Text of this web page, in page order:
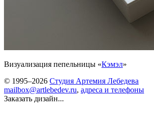
Визуализация пепельницы «Кэмэл»
© 1995–2026 Студия Артемия Лебедева
mailbox@artlebedev.ru, адреса и телефоны
Заказать дизайн...